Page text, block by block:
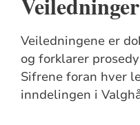
Veiledningene er
og forklarer
Sifrene foran hver
inndelingen i